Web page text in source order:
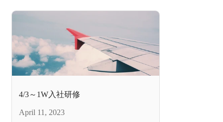
4/3～1W入社研修
April 11, 2023